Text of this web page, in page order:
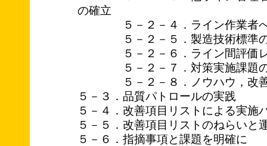
の確立
５－２－４．ライン作業者へ
５－２－５．製造技術標準の
５－２－６．ライン間評価レ
５－２－７．対策実施課題の
５－２－８．ノウハウ，改善
５－３．品質パトロールの実践
５－４．改善項目リストによる実施
５－５．改善項目リストのねらいと
５－６．指摘事項と課題を明確に